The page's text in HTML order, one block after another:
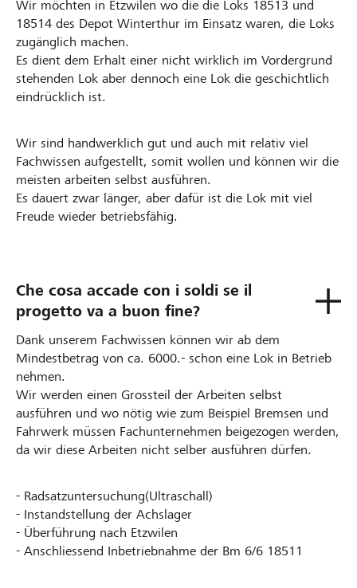
Wir möchten in Etzwilen wo die die Loks 18513 und
18514 des Depot Winterthur im Einsatz waren, die Loks
zugänglich machen.
Es dient dem Erhalt einer nicht wirklich im Vordergrund
stehenden Lok aber dennoch eine Lok die geschichtlich
eindrücklich ist.
Wir sind handwerklich gut und auch mit relativ viel
Fachwissen aufgestellt, somit wollen und können wir die
meisten arbeiten selbst ausführen.
Es dauert zwar länger, aber dafür ist die Lok mit viel
Freude wieder betriebsfähig.
Che cosa accade con i soldi se il
progetto va a buon fine?
Dank unserem Fachwissen können wir ab dem
Mindestbetrag von ca. 6000.- schon eine Lok in Betrieb
nehmen.
Wir werden einen Grossteil der Arbeiten selbst
ausführen und wo nötig wie zum Beispiel Bremsen und
Fahrwerk müssen Fachunternehmen beigezogen werden,
da wir diese Arbeiten nicht selber ausführen dürfen.
- Radsatzuntersuchung(Ultraschall)
- Instandstellung der Achslager
- Überführung nach Etzwilen
- Anschliessend Inbetriebnahme der Bm 6/6 18511